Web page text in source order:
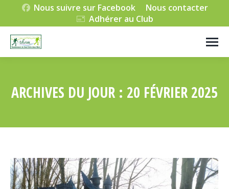
Nous suivre sur Facebook
Nous contacter
Adhérer au Club
ARCHIVES DU JOUR : 20 FÉVRIER 2025